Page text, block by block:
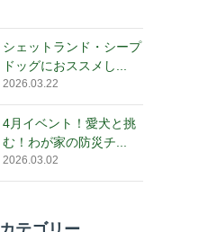
シェットランド・シープ
ドッグにおススメし...
2026.03.22
4月イベント！愛犬と挑
む！わが家の防災チ...
2026.03.02